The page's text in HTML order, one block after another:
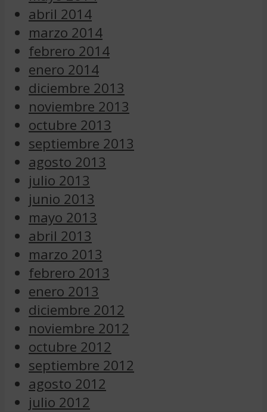
abril 2014
marzo 2014
febrero 2014
enero 2014
diciembre 2013
noviembre 2013
octubre 2013
septiembre 2013
agosto 2013
julio 2013
junio 2013
mayo 2013
abril 2013
marzo 2013
febrero 2013
enero 2013
diciembre 2012
noviembre 2012
octubre 2012
septiembre 2012
agosto 2012
julio 2012